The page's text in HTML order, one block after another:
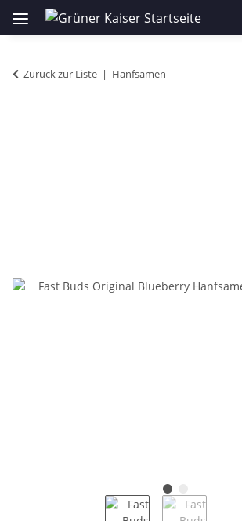
Zurück zur Liste Hanfsamen